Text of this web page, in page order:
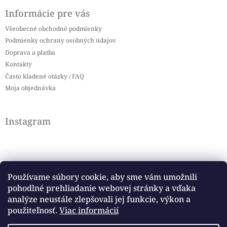
Používame súbory cookie, aby sme vám umožnili
pohodlné prehliadanie webovej stránky a vďaka
analýze neustále zlepšovali jej funkcie, výkon a
použiteľnosť. Viac informácií
Informácie pre vás
Všeobecné obchodné podmienky
Podmienky ochrany osobných údajov
Doprava a platba
Kontakty
Často kladené otázky / FAQ
Moja objednávka
Instagram
Sledovať na Instagrame
Facebook